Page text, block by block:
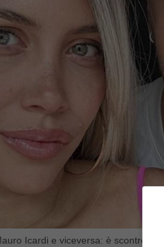
Icardi e viceversa: è scontro